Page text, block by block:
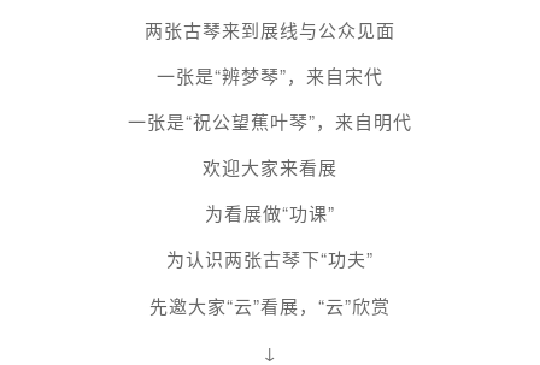
两张古琴来到展线与公众见面
一张是“辨梦琴”，来自宋代
一张是“祝公望蕉叶琴”，来自明代
欢迎大家来看展
为看展做“功课”
为认识两张古琴下“功夫”
先邀大家“云”看展，“云”欣赏
↓